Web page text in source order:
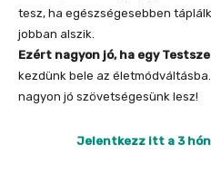
tesz, ha egészségesebben
jobban alszik.
Ezért nagyon jó, ha egy
kezdünk bele az
nagyon jó szövetségesünk lesz!
Jelentkezz itt a 3